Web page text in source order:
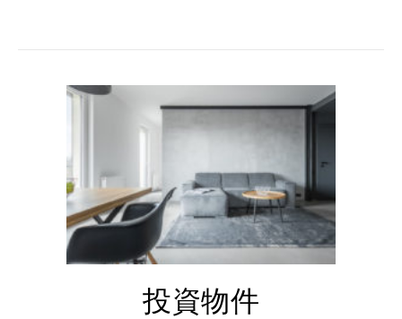
投資物件